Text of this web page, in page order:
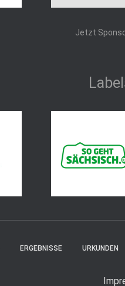
Jetzt
ERGEBNISSE URKUNDEN